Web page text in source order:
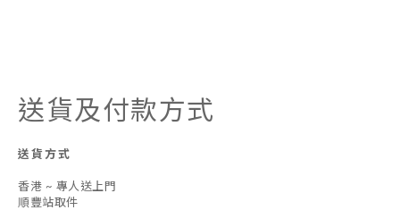
送貨及付款方式
送貨方式
香港 ~ 專人送上門
順豐站取件